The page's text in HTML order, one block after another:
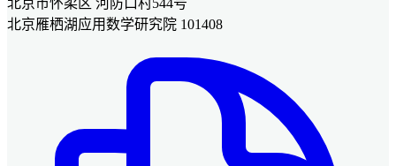
北京市怀柔区 河防口村544号
北京雁栖湖应用数学研究院 101408